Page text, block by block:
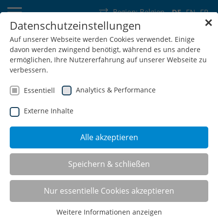
DE EN FR
Region: Belgien
Deutschland Schweiz Österreich Belgien Frankreich
Luxemburg Niederlande Wallonie
SHOP
CNC-Tischaufsatzgestelle
(TAG)
✕
Datenschutzeinstellungen
Auf unserer Webseite werden Cookies verwendet. Einige
davon werden zwingend benötigt, während es uns andere
ermöglichen, Ihre Nutzererfahrung auf unserer Webseite zu
verbessern.
Essentiell Analytics & Performance
Externe Inhalte
Alle akzeptieren
Speichern & schließen
Nur essentielle Cookies akzeptieren
Weitere Informationen anzeigen